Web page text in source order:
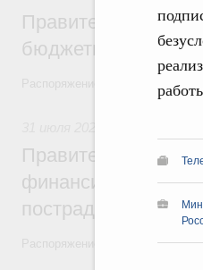
Правительство
бюджетным
Распоряжение от 29 июля 2026
Правительство
финансирование
пострадавшим от
Распоряжение от 28 июля